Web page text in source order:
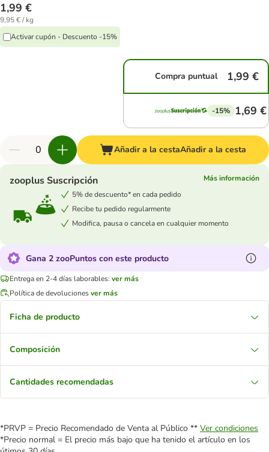
1,99 €
9,95 € / kg
Activar cupón - Descuento -15%
Compra puntual 1,99 €
-15% 1,69 €
Añadir a la cestaAñadir a la cesta
zooplus Suscripción
Más información
5% de descuento* en cada pedido
Recibe tu pedido regularmente
Modifica, pausa o cancela en cualquier momento
Gana 2 zooPuntos con este producto
Entrega en 2-4 días laborables: ver más
Política de devolucionesver más
Ficha de producto
Composición
Cantidades recomendadas
*PRVP = Precio Recomendado de Venta al Público ** Ver condiciones
*Precio normal = El precio más bajo que ha tenido el artículo en los